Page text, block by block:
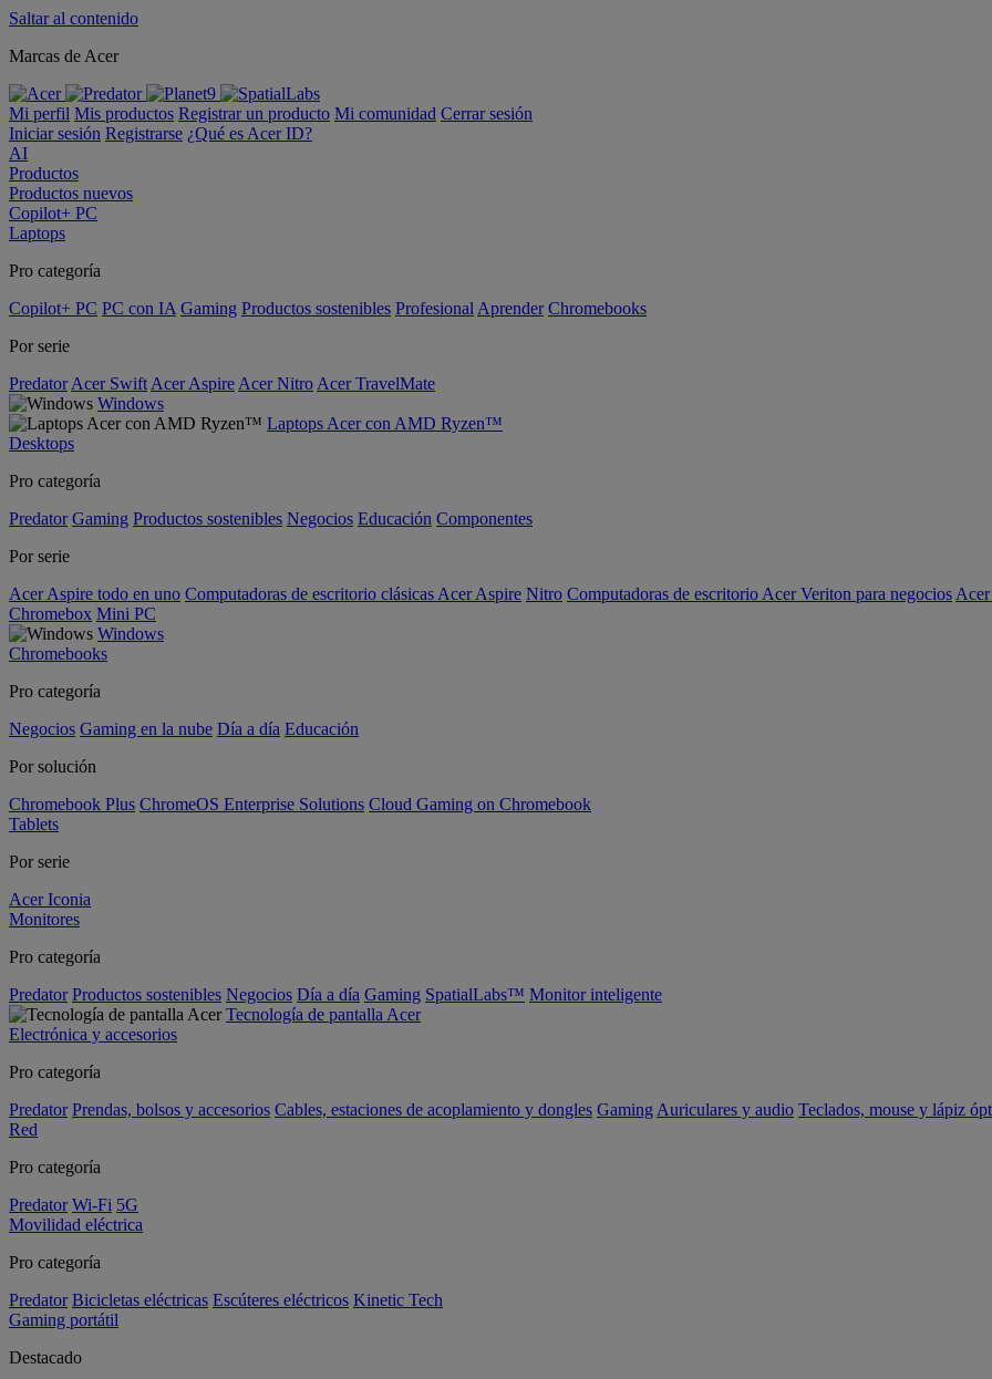
Saltar al contenido
Marcas de Acer
Mi perfil Mis productos Registrar un producto Mi comunidad Cerrar sesión
Iniciar sesión Registrarse ¿Qué es Acer ID?
AI
Productos
Productos nuevos
Copilot+ PC
Laptops
Pro categoría
Copilot+ PC PC con IA Gaming Productos sostenibles Profesional Aprender Chromebooks
Por serie
Predator Acer Swift Acer Aspire Acer Nitro Acer TravelMate
Windows
Laptops Acer con AMD Ryzen™
Desktops
Pro categoría
Predator Gaming Productos sostenibles Negocios Educación Componentes
Por serie
Acer Aspire todo en uno Computadoras de escritorio clásicas Acer Aspire Nitro Computadoras de escritorio Acer Veriton para negocios
Chromebox Mini PC
Windows
Chromebooks
Pro categoría
Negocios Gaming en la nube Día a día Educación
Por solución
Chromebook Plus ChromeOS Enterprise Solutions Cloud Gaming on Chromebook
Tablets
Por serie
Acer Iconia
Monitores
Pro categoría
Predator Productos sostenibles Negocios Día a día Gaming SpatialLabs™ Monitor inteligente
Tecnología de pantalla Acer
Electrónica y accesorios
Pro categoría
Predator Prendas, bolsos y accesorios Cables, estaciones de acoplamiento y dongles Gaming Auriculares y audio Teclados, mouse y lápiz
Red
Pro categoría
Predator Wi-Fi 5G
Movilidad eléctrica
Pro categoría
Predator Bicicletas eléctricas Escúteres eléctricos Kinetic Tech
Gaming portátil
Destacado